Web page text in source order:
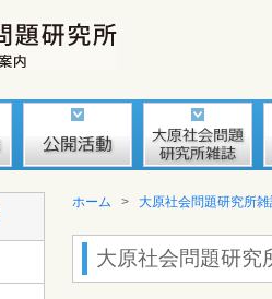
ホーム > 大原社会問題研究所
大原社会問題研究